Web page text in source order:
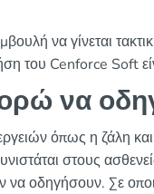
να γίνεται
του Cenforce Soft
να
όπως η ζάλη
στους
οδηγήσουν. Σε